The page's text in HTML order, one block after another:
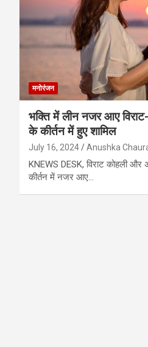
मनोरंजन
भक्ति में लीन नजर आए
के कीर्तन में हुए शामिल
July 16, 2024 Anushka
KNEWS DESK, विराट कोहली और
कीर्तन में नजर आए…